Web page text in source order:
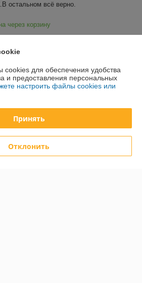
остальном всё верно.
через корзину
все отзывы
для обеспечения удобства
и предоставления персональных
настроить файлы cookies или
Принять
Отклонить